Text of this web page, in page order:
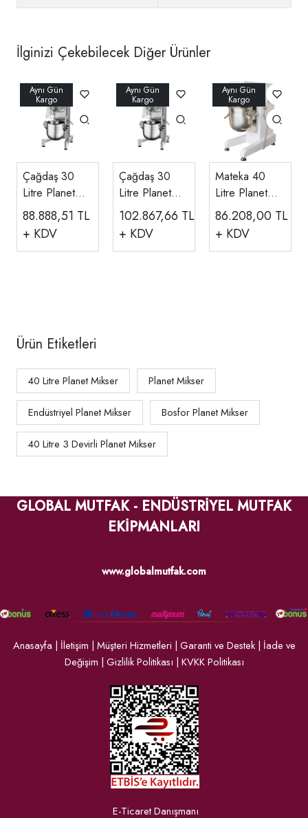
İlginizi Çekebilecek Diğer Ürünler
Çağdaş 30
Litre Planet
Mikser, 2
Devirli 380 V
88.888,51 TL
+ KDV
Çağdaş 30
Litre Planet
Mikser, Hız
Kontrollü 220
V
102.867,66 TL
+ KDV
Mateka 40
Litre Planet
Mikser 3 Hız,
380v MKY
400UT
86.208,00 TL
+ KDV
Ürün Etiketleri
40 Litre Planet Mikser Planet Mikser
Endüstriyel Planet Mikser Bosfor Planet Mikser
40 Litre 3 Devirli Planet Mikser
GLOBAL MUTFAK - ENDÜSTRİYEL MUTFAK
EKİPMANLARI
www.globalmutfak.com
Anasayfa | İletişim | Müşteri Hizmetleri | Garanti ve Destek| İade ve
Değişim | Gizlilik Politikası | KVKK Politikası
E-Ticaret Danışmanı